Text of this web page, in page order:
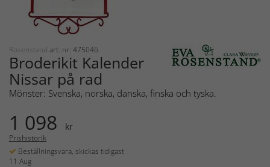
Rosenstand art. nr: 475046
Broderikit Kalender
Nissar på rad
Mönster: Svenska, norska, danska, finska och tyska.
1 098 kr
Prishistorik
Beställningsvara, skickas tidigast
11 Aug